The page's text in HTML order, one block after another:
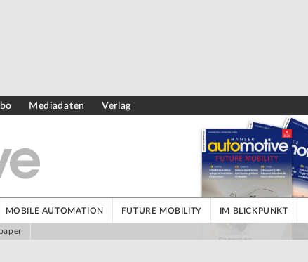
Mediadaten Verlag
MOBILE AUTOMATION FUTURE MOBILITY IM BLICKPUNKT